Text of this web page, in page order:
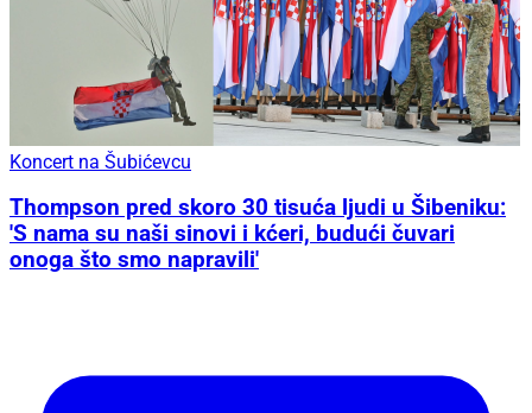
Koncert na Šubićevcu
Thompson pred skoro 30 tisuća ljudi u Šibeniku:
'S nama su naši sinovi i kćeri, budući čuvari
onoga što smo napravili'